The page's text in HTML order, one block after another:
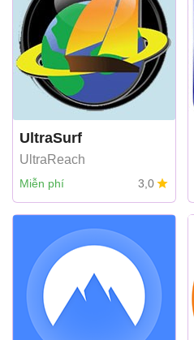
UltraSurf
UltraReach
Miễn phí 3,0